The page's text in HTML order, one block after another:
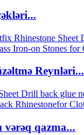
Reynləri...
vərəq qazma...